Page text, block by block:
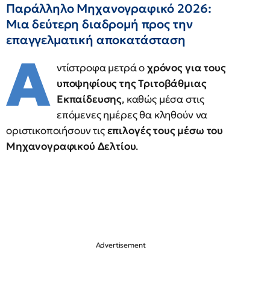
Παράλληλο Μηχανογραφικό 2026:
Μια δεύτερη διαδρομή προς την
επαγγελματική αποκατάσταση
Α ντίστροφα μετρά οχρόνος για τους
υποψηφίους της Τριτοβάθμιας
Εκπαίδευσης, καθώς μέσα στις
επόμενες ημέρες θα κληθούν να
οριστικοποιήσουν τιςεπιλογές τους μέσω του
Μηχανογραφικού Δελτίου.